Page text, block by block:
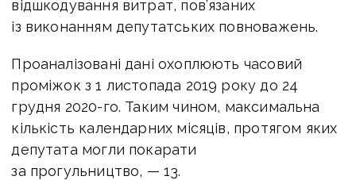
відшкодування витрат, пов’язаних
із виконанням депутатських повноважень.
Проаналізовані дані охоплюють часовий
проміжок з 1 листопада 2019 року до 24
грудня 2020-го. Таким чином, максимальна
кількість календарних місяців, протягом яких
депутата могли покарати
за прогульництво, — 13.